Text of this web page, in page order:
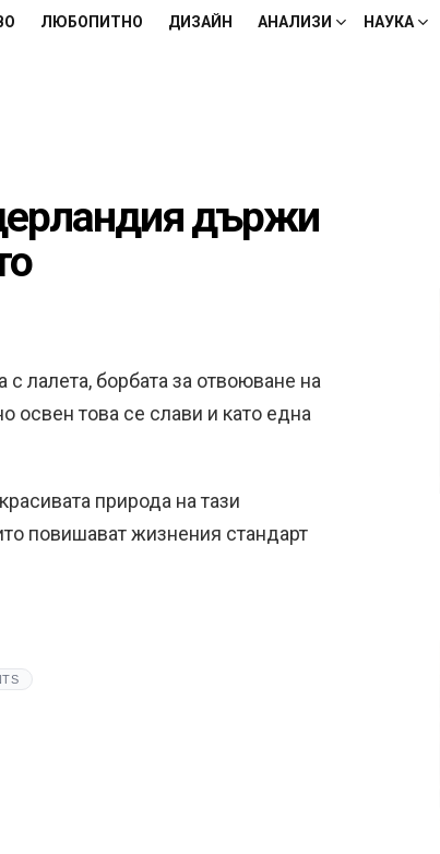
ЛЮБОПИТНО ДИЗАЙН АНАЛИЗИ НАУКА
държи
лалета, борбата за отвоюване на
освен това се слави и като една
природа на тази
повишават жизнения стандарт